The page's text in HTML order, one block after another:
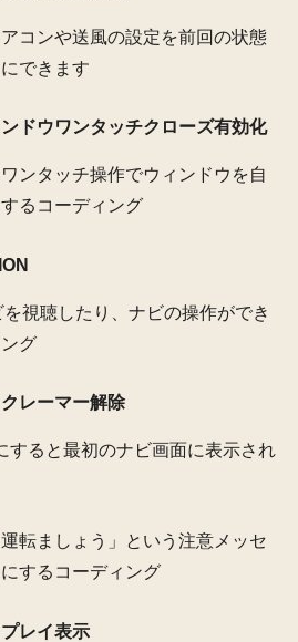
コンや送風の設定を前回の状態
できます
ドウワンタッチクローズ有効化
ンタッチ操作でウィンドウを自
るコーディング
視聴したり、ナビの操作ができ
グ
レーマー解除
すると最初のナビ画面に表示され
転ましょう」という注意メッセ
するコーディング
レイ表示